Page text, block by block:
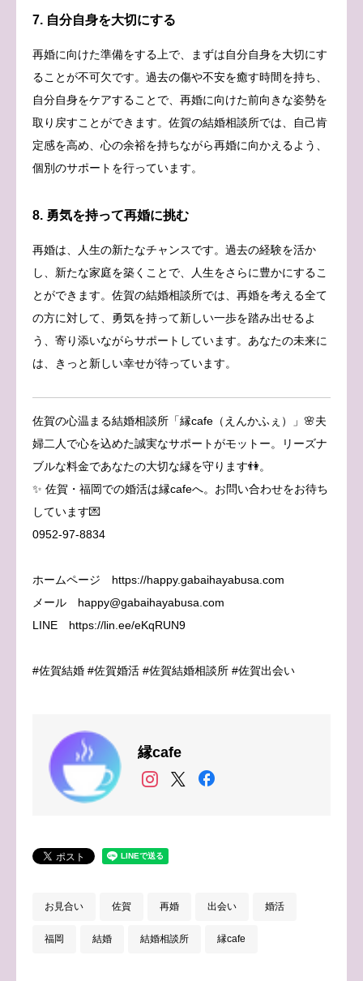
7. 自分自身を大切にする
再婚に向けた準備をする上で、まずは自分自身を大切にす
ることが不可欠です。過去の傷や不安を癒す時間を持ち、
自分自身をケアすることで、再婚に向けた前向きな姿勢を
取り戻すことができます。佐賀の結婚相談所では、自己肯
定感を高め、心の余裕を持ちながら再婚に向かえるよう、
個別のサポートを行っています。
8. 勇気を持って再婚に挑む
再婚は、人生の新たなチャンスです。過去の経験を活か
し、新たな家庭を築くことで、人生をさらに豊かにするこ
とができます。佐賀の結婚相談所では、再婚を考える全て
の方に対して、勇気を持って新しい一歩を踏み出せるよ
う、寄り添いながらサポートしています。あなたの未来に
は、きっと新しい幸せが待っています。
佐賀の心温まる結婚相談所「縁cafe（えんかふぇ）」🌸夫
婦二人で心を込めた誠実なサポートがモットー。リーズナ
ブルな料金であなたの大切な縁を守ります👫。
✨ 佐賀・福岡での婚活は縁cafeへ。お問い合わせをお待ち
しています💌
0952-97-8834
ホームページ https://happy.gabaihayabusa.com
メール happy@gabaihayabusa.com
LINE https://lin.ee/eKqRUN9
#佐賀結婚 #佐賀婚活 #佐賀結婚相談所 #佐賀出会い
縁cafe
お見合い 佐賀 再婚 出会い 婚活
福岡 結婚 結婚相談所 縁cafe